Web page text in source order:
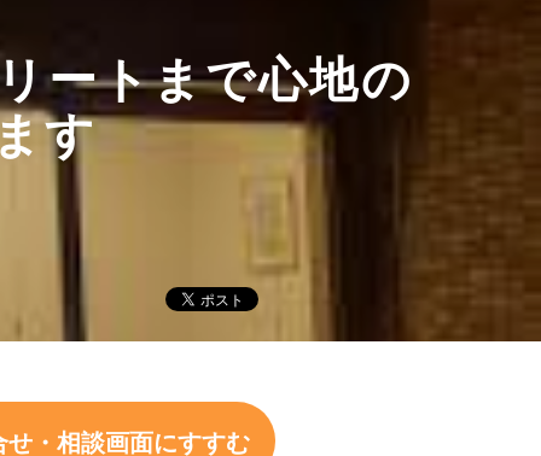
ートまで心地の
す
せ・相談画面にすすむ